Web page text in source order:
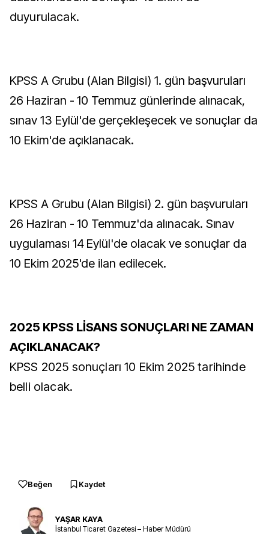
duyurulacak.
KPSS A Grubu (Alan Bilgisi) 1. gün başvuruları
26 Haziran - 10 Temmuz günlerinde alınacak,
sınav 13 Eylül'de gerçekleşecek ve sonuçlar da
10 Ekim'de açıklanacak.
KPSS A Grubu (Alan Bilgisi) 2. gün başvuruları
26 Haziran - 10 Temmuz'da alınacak. Sınav
uygulaması 14 Eylül'de olacak ve sonuçlar da
10 Ekim 2025'de ilan edilecek.
2025 KPSS LİSANS SONUÇLARI NE ZAMAN
AÇIKLANACAK?
KPSS 2025 sonuçları 10 Ekim 2025 tarihinde
belli olacak.
Beğen Kaydet
YAŞAR KAYA
İstanbul Ticaret Gazetesi – Haber Müdürü